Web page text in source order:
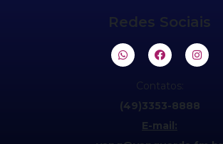
Redes Sociais
Contatos:
(49)3353-8888
E-mail: